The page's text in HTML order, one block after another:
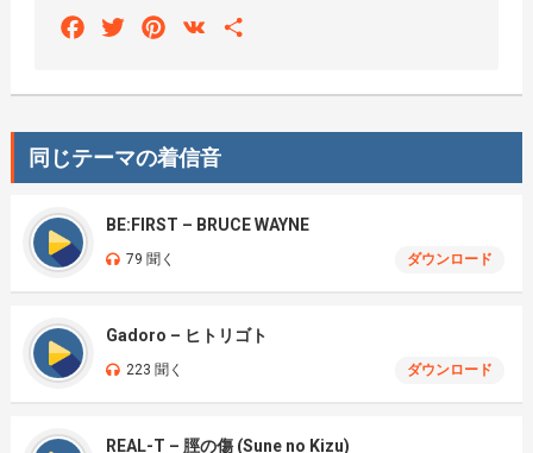
FacebookTwitterPinterest
VK
同じテーマの着信音
BE:FIRST – BRUCE WAYNE
79 聞く ダウンロード
Gadoro – ヒトリゴト
223 聞く ダウンロード
REAL-T – 脛の傷 (Sune no Kizu)